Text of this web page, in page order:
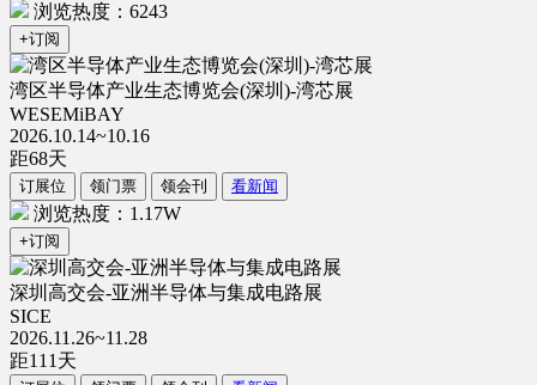
浏览热度：6243
+订阅
湾区半导体产业生态博览会(深圳)-湾芯展
WESEMiBAY
2026.10.14~10.16
距68天
订展位 领门票 领会刊 看新闻
浏览热度：1.17W
+订阅
深圳高交会-亚洲半导体与集成电路展
SICE
2026.11.26~11.28
距111 天